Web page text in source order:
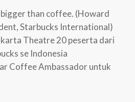
than coffee. (Howard
Starbucks International)
Theatre 20 peserta dari
se Indonesia
Coffee Ambassador untuk